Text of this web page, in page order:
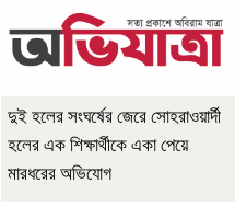
দুই হলের সংঘর্ষের জেরে সোহরাওয়ার্দী
হলের এক শিক্ষার্থীকে একা পেয়ে
মারধরের অভিযোগ